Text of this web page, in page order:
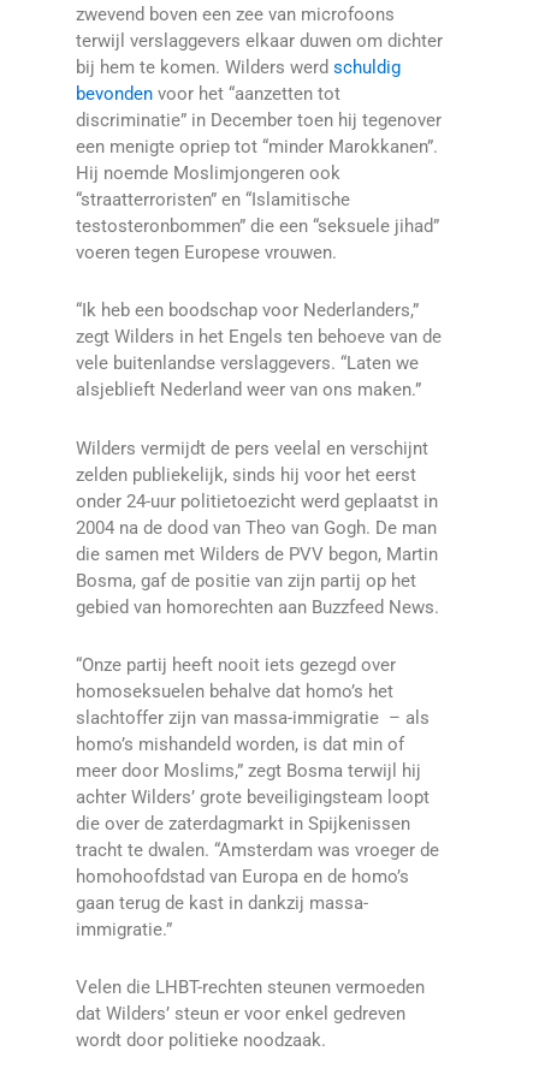
zwevend boven een zee van microfoons
terwijl verslaggevers elkaar duwen om dichter
bij hem te komen. Wilders werd schuldig
bevondenvoor het “aanzetten tot
discriminatie” in December toen hij tegenover
een menigte opriep tot “minder Marokkanen”.
Hij noemde Moslimjongeren ook
“straatterroristen” en “Islamitische
testosteronbommen” die een “seksuele jihad”
voeren tegen Europese vrouwen.
“Ik heb een boodschap voor Nederlanders,”
zegt Wilders in het Engels ten behoeve van de
vele buitenlandse verslaggevers. “Laten we
alsjeblieft Nederland weer van ons maken.”
Wilders vermijdt de pers veelal en verschijnt
zelden publiekelijk, sinds hij voor het eerst
onder 24-uur politietoezicht werd geplaatst in
2004 na de dood van Theo van Gogh. De man
die samen met Wilders de PVV begon, Martin
Bosma, gaf de positie van zijn partij op het
gebied van homorechten aan Buzzfeed News.
“Onze partij heeft nooit iets gezegd over
homoseksuelen behalve dat homo’s het
slachtoffer zijn van massa-immigratie – als
homo’s mishandeld worden, is dat min of
meer door Moslims,” zegt Bosma terwijl hij
achter Wilders’ grote beveiligingsteam loopt
die over de zaterdagmarkt in Spijkenissen
tracht te dwalen. “Amsterdam was vroeger de
homohoofdstad van Europa en de homo’s
gaan terug de kast in dankzij massa-
immigratie.”
Velen die LHBT-rechten steunen vermoeden
dat Wilders’ steun er voor enkel gedreven
wordt door politieke noodzaak.